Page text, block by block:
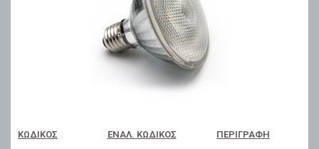
ΚΩΔΙΚΌΣ ΕΝΑΛ. ΚΩΔΙΚΌΣ ΠΕΡΙΓΡΑΦΉ